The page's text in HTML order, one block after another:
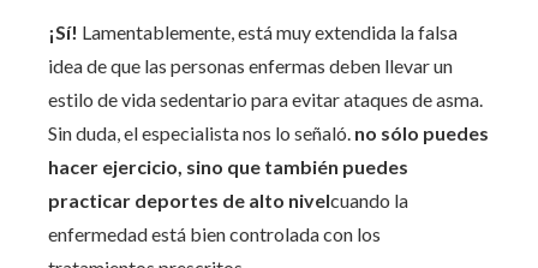
¡Sí! Lamentablemente, está muy extendida la falsa
idea de que las personas enfermas deben llevar un
estilo de vida sedentario para evitar ataques de asma.
Sin duda, el especialista nos lo señaló. no sólo puedes
hacer ejercicio, sino que también puedes
practicar deportes de alto nivelcuando la
enfermedad está bien controlada con los